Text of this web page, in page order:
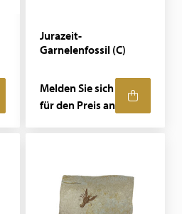
Jurazeit-
Garnelenfossil (C)
Melden Sie sich
für den Preis an